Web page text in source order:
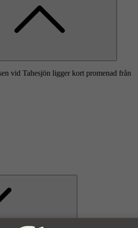
vid Tahesjön ligger kort promenad från